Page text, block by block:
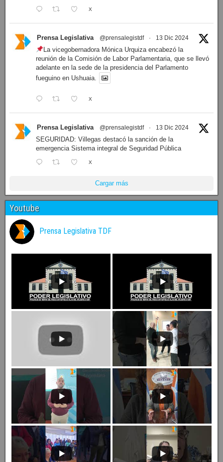
X
Prensa Legislativa @prensalegistdf · 13 Dic 2024
La vicegobernadora Mónica Urquiza encabezó la
reunión de la Comisión de Labor Parlamentaria, que se llevó
adelante en la sede de la presidencia del Parlamento
fueguino en Ushuaia.
X
Prensa Legislativa @prensalegistdf · 13 Dic 2024
SEGURIDAD: Villegas destacó la sanción de la
emergencia Sistema integral de Seguridad Pública
X
Cargar más
Youtube
Prensa Legislativa TDF